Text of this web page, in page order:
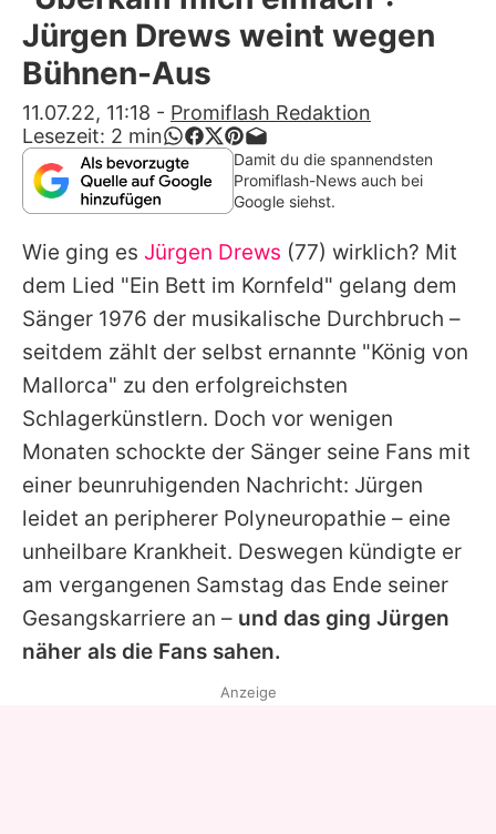
Alle Themen auf Promiflash
App runterladen
Team
Redaktionelle Richtlinien
Impressum
Datenschutzerklärung
Nutzungsbedingungen
Utiq verwalten
Jürgen Drews weint wegen
Bühnen-Aus
11.07.22, 11:18 - Promiflash Redaktion
Lesezeit: 2 min
Damit du die spannendsten
Promiflash-News auch bei
Google siehst.
Wie ging es Jürgen Drews (77) wirklich? Mit
dem Lied "Ein Bett im Kornfeld" gelang dem
Sänger 1976 der musikalische Durchbruch –
seitdem zählt der selbst ernannte "König von
Mallorca" zu den erfolgreichsten
Schlagerkünstlern. Doch vor wenigen
Monaten schockte der Sänger seine Fans mit
einer beunruhigenden Nachricht: Jürgen
leidet an peripherer Polyneuropathie – eine
unheilbare Krankheit. Deswegen kündigte er
am vergangenen Samstag das Ende seiner
Gesangskarriere an – und das ging Jürgen
näher als die Fans sahen.
Anzeige